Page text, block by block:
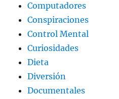
Computadores
Conspiraciones
Control Mental
Curiosidades
Dieta
Diversión
Documentales